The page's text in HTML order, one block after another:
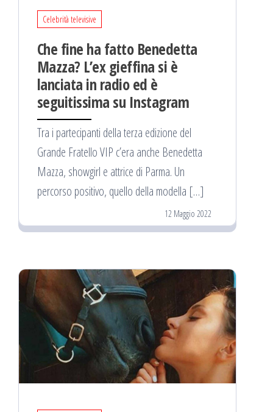
Celebrità televisive
Che fine ha fatto Benedetta
Mazza? L’ex gieffina si è
lanciata in radio ed è
seguitissima su Instagram
Tra i partecipanti della terza edizione del
Grande Fratello VIP c’era anche Benedetta
Mazza, showgirl e attrice di Parma. Un
percorso positivo, quello della modella […]
12 Maggio 2022